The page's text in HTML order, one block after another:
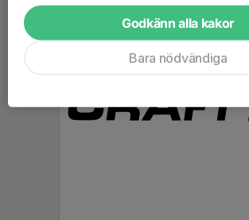
Godkänn alla kakor
Bara nödvändiga